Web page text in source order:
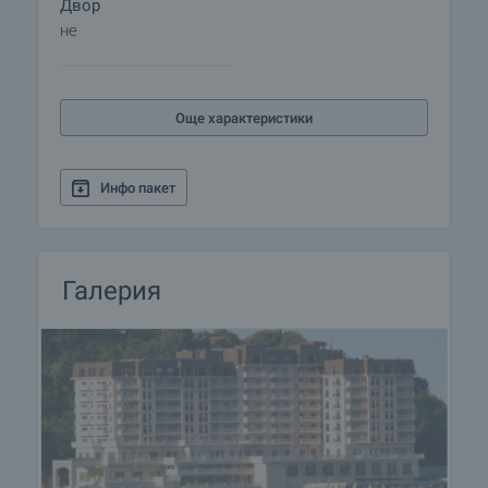
керамичен плот (Ariston), Аспиратор (Airforsе)
Пълна климатизация Daikin
Италиански теракот в банята
Сигнално охранителна система с датчици за
движение
Двор
не
Още характеристики
Инфо пакет
Галерия